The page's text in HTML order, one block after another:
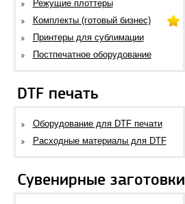
Режущие плоттеры
Комплекты (готовый бизнес)
Принтеры для сублимации
Постпечатное оборудование
DTF печать
Оборудование для DTF печати
Расходные материалы для DTF
Сувенирные заготовки